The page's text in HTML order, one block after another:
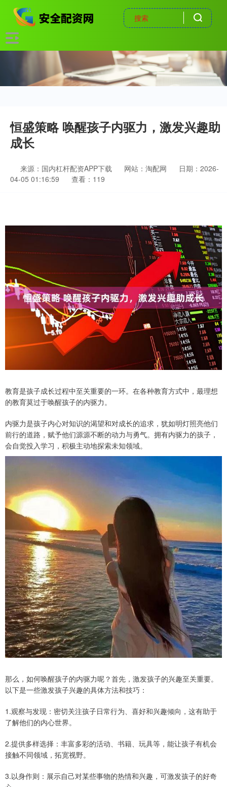
恒盛策略 唤醒孩子内驱力，激发兴趣助
成长
来源：国内杠杆配资APP下载 网站：淘配网
日期：2026-
04-05 01:16:59
查看：119
教育是孩子成长过程中至关重要的一环。在各种教育方式中，最理想
的教育莫过于唤醒孩子的内驱力。
内驱力是孩子内心对知识的渴望和对成长的追求，犹如明灯照亮他们
前行的道路，赋予他们源源不断的动力与勇气。拥有内驱力的孩子，
会自觉投入学习，积极主动地探索未知领域。
那么，如何唤醒孩子的内驱力呢？首先，激发孩子的兴趣至关重要。
以下是一些激发孩子兴趣的具体方法和技巧：
1.观察与发现：密切关注孩子日常行为、喜好和兴趣倾向，这有助于
了解他们的内心世界。
2.提供多样选择：丰富多彩的活动、书籍、玩具等，能让孩子有机会
接触不同领域，拓宽视野。
3.以身作则：展示自己对某些事物的热情和兴趣，可激发孩子的好奇